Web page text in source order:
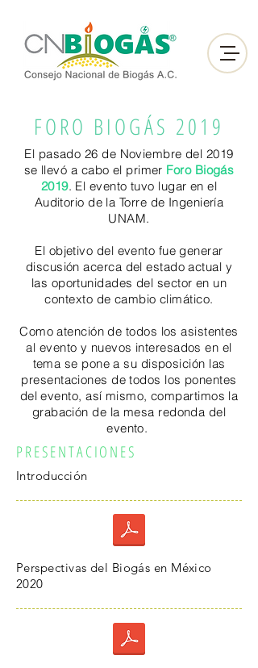
FORO BIOGÁS 2019
El pasado 26 de Noviembre del 2019
se llevó a cabo el primer Foro Biogás
2019. El evento tuvo lugar en el
Auditorio de la Torre de Ingeniería
UNAM.
El objetivo del evento fue generar
discusión acerca del estado actual y
las oportunidades del sector en un
contexto de cambio climático.
Como atención de todos los asistentes
al evento y nuevos interesados en el
tema se pone a su disposición las
presentaciones de todos los ponentes
del evento, así mismo, compartimos la
grabación de la mesa redonda del
evento.
PRESENTACIONES
Introducción
Perspectivas del Biogás en México
2020